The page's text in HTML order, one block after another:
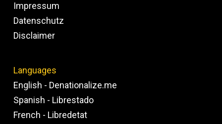
Impressum
Datenschutz
Disclaimer
Languages
English - Denationalize.me
Spanish - Librestado
French - Libredetat